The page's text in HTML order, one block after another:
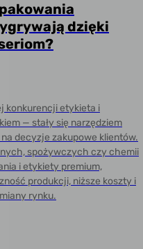
dzięki
konkurencji etykieta i
— stały się narzędziem
decyzje zakupowe klientów.
spożywczych czy chemii
i etykiety premium,
produkcji, niższe koszty i
rynku.